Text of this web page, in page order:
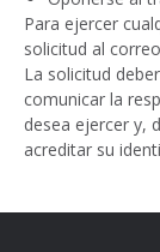
Para ejercer
solicitud al
La solicitud
comunicar la
desea ejercer y,
acreditar su